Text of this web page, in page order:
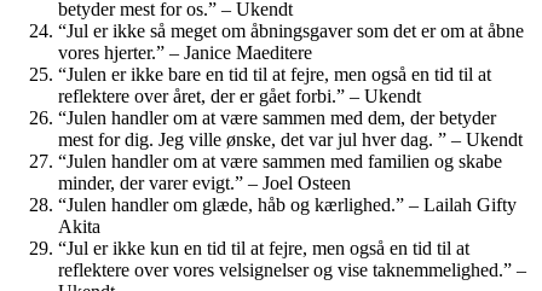
betyder mest for os.” – Ukendt
“Jul er ikke så meget om åbningsgaver som det er om at åbne
vores hjerter.” – Janice Maeditere
“Julen er ikke bare en tid til at fejre, men også en tid til at
reflektere over året, der er gået forbi.” – Ukendt
“Julen handler om at være sammen med dem, der betyder
mest for dig. Jeg ville ønske, det var jul hver dag. ” – Ukendt
“Julen handler om at være sammen med familien og skabe
minder, der varer evigt.” – Joel Osteen
“Julen handler om glæde, håb og kærlighed.” – Lailah Gifty
Akita
“Jul er ikke kun en tid til at fejre, men også en tid til at
reflektere over vores velsignelser og vise taknemmelighed.” –